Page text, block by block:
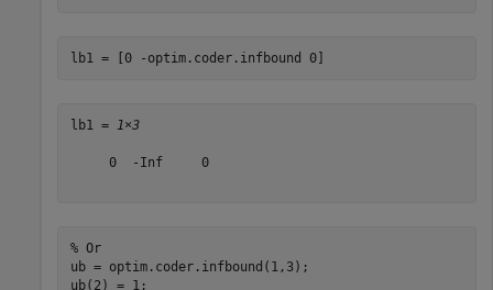
lb1 = [0 -optim.coder.infbound 0]
lb1 = 1×3
     0  -Inf     0
% Or
ub = optim.coder.infbound(1,3);
ub(2) = 1;